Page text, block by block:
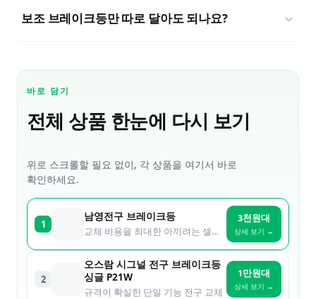
보조 브레이크등만 따로 달아도 되나요?
바로 담기
전체 상품 한눈에 다시 보기
위로 스크롤할 필요 없이, 각 상품을 여기서 바로
확인하세요.
1
남영전구 브레이크등
교체 비용을 최대한 아끼려는 셀프 입문
3천원대
상세 보기 →
2
오스람 시그널 전구 브레이크등
싱글 P21W
규격이 확실한 단일 기능 전구 교체
1만원대
상세 보기 →